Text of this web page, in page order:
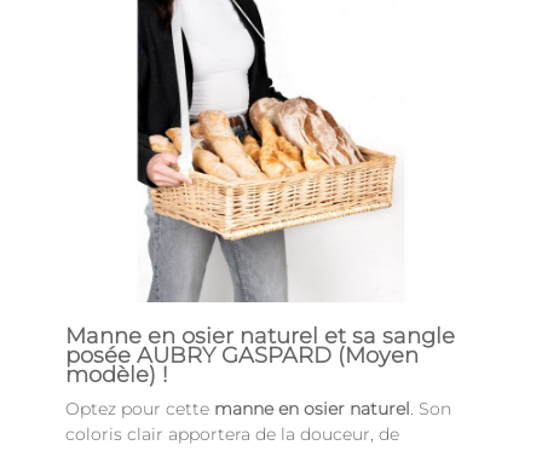
Manne en osier naturel et sa sangle
posée AUBRY GASPARD (Moyen
modèle) !
Optez pour cette manne en osier naturel. Son
coloris clair apportera de la douceur, de